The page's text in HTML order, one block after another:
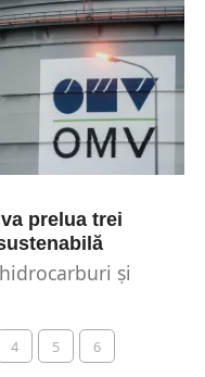
prelua trei
și
4 5 6